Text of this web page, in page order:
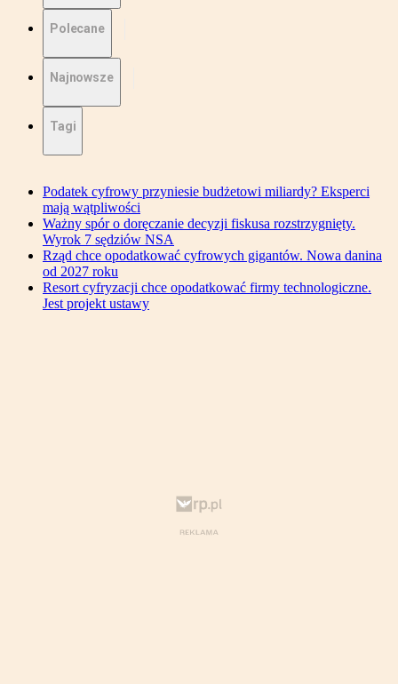
Polecane
Najnowsze
Tagi
Podatek cyfrowy przyniesie budżetowi miliardy? Eksperci
mają wątpliwości
Ważny spór o doręczanie decyzji fiskusa rozstrzygnięty.
Wyrok 7 sędziów NSA
Rząd chce opodatkować cyfrowych gigantów. Nowa danina
od 2027 roku
Resort cyfryzacji chce opodatkować firmy technologiczne.
Jest projekt ustawy